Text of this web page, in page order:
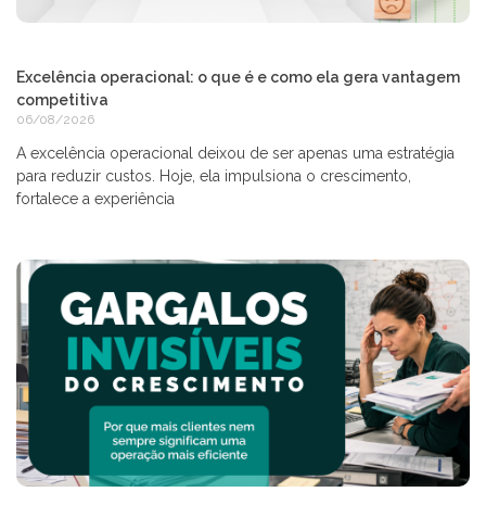
Excelência operacional: o que é e como ela gera vantagem
competitiva
06/08/2026
A excelência operacional deixou de ser apenas uma estratégia
para reduzir custos. Hoje, ela impulsiona o crescimento,
fortalece a experiência